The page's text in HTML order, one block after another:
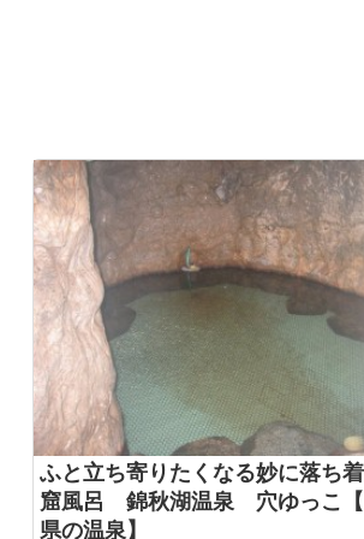
ふと立ち寄りたくなる妙に落ち
窟風呂 錦秋湖温泉 穴ゆっこ
県の温泉】